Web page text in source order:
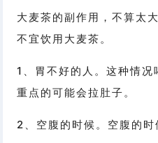
大麦茶的副作用，不算太
不宜饮用大麦茶。
1、胃不好的人。这种情
重点的可能会拉肚子。
2、空腹的时候。空腹的时